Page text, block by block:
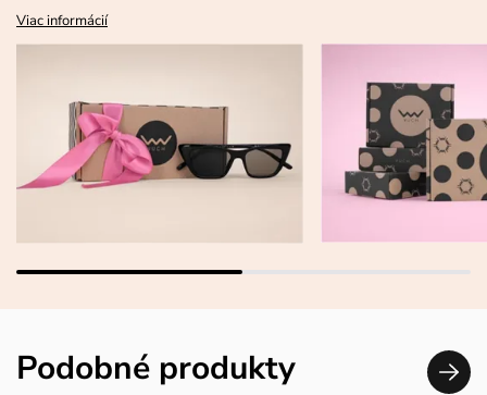
Viac informácií
Podobné produkty